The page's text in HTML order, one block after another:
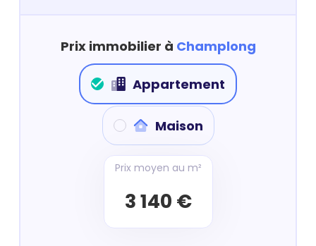
Prix immobilier à Champlong
Appartement
Maison
Prix moyen au m²
3 140 €